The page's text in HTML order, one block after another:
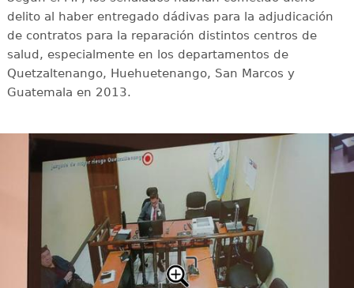
delito al haber entregado dádivas para la adjudicación
de contratos para la reparación distintos centros de
salud, especialmente en los departamentos de
Quetzaltenango, Huehuetenango, San Marcos y
Guatemala en 2013.